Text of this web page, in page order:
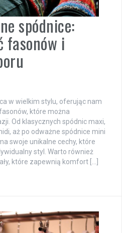
spódnice:
fasonów i
w wielkim stylu, oferując nam
które można
Od klasycznych spódnic maxi,
aż po odważne spódnice mini
swoje unikalne cechy, które
styl. Warto również
które zapewnią komfort […]